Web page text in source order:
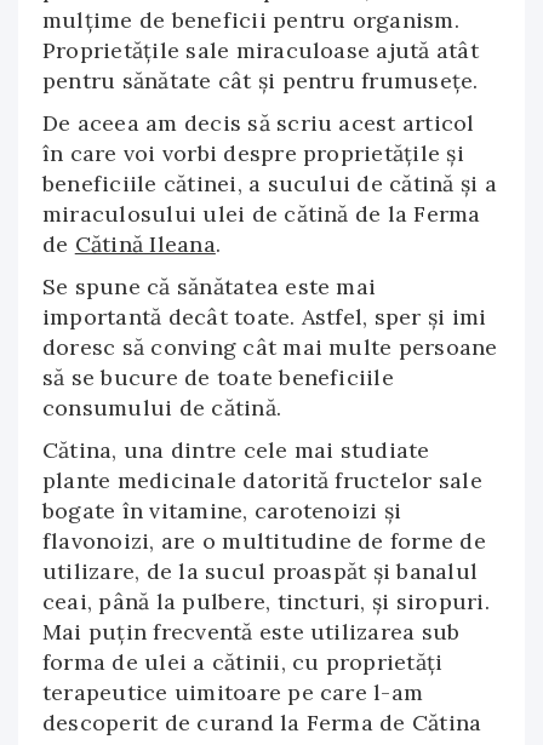
mulţime de beneficii pentru organism.
Proprietăţile sale miraculoase ajută atât
pentru sănătate cât şi pentru frumuseţe.
De aceea am decis să scriu acest articol
în care voi vorbi despre proprietăţile şi
beneficiile cătinei, a sucului de cătină şi a
miraculosului ulei de cătină de la Ferma
de Cătină Ileana.
Se spune că sănătatea este mai
importantă decât toate. Astfel, sper şi imi
doresc să conving cât mai multe persoane
să se bucure de toate beneficiile
consumului de cătină.
Cătina, una dintre cele mai studiate
plante medicinale datorită fructelor sale
bogate în vitamine, carotenoizi şi
flavonoizi, are o multitudine de forme de
utilizare, de la sucul proaspăt şi banalul
ceai, până la pulbere, tincturi, şi siropuri.
Mai puţin frecventă este utilizarea sub
forma de ulei a cătinii, cu proprietăţi
terapeutice uimitoare pe care l-am
descoperit de curand la Ferma de Cătina